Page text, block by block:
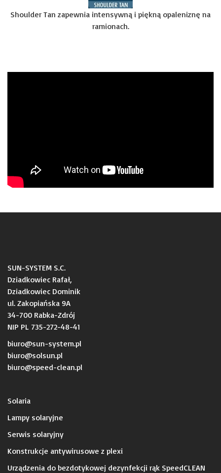
Shoulder Tan zapewnia intensywną i piękną opaleniznę na
ramionach.
SUN-SYSTEM S.C.
Dziadkowiec Rafał,
Dziadkowiec Dominik
ul. Zakopiańska 9A
34-700 Rabka-Zdrój
NIP PL 735-272-48-41
biuro@sun-system.pl
biuro@solsun.pl
biuro@speed-clean.pl
Solaria
Lampy solaryjne
Serwis solaryjny
Konstrukcje antywirusowe z plexi
Urządzenia do bezdotykowej dezynfekcji rąk SpeedCLEAN